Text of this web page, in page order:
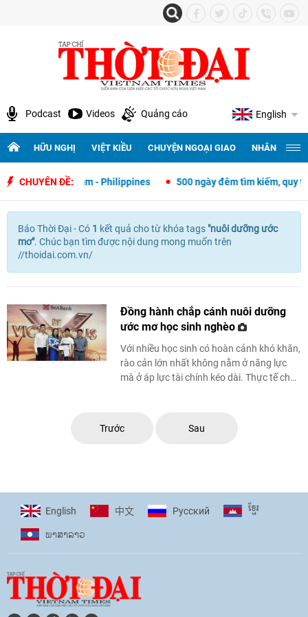
Podcast Videos Quảng cáo English
HỮU NGHỊ VIỆT KIỀU CHUYỆN NGOẠI GIAO NHÂN
CHUYÊN ĐỀ:
giao Việt Nam - Philippines 500 ngày đêm tìm kiếm, quy
Báo Thời Đại - Có 1 kết quả chotừ khóa tags "nuôi dưỡng ước
mơ". Chúc bạn tìm được nội dung mong muốn trên
//thoidai.com.vn/
Đồng hành chắp cánh nuôi dưỡng
ước mơ học sinh nghèo
Với nhiều học sinh có hoàn cảnh khó khăn,
rào cản lớn nhất không nằm ở năng lực
mà ở áp lực tài chính kéo dài. Thực tế cho
Trước Sau
English 中文 Pусский ខ្មែរ
ພາ​ສາ​ລາວ